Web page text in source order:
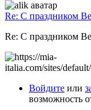
Re: С праздником
Re: С праздником
Войдите или
возможность